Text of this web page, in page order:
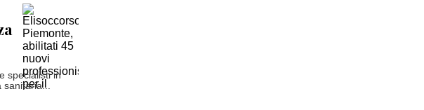
specialisti in
sanitaria...